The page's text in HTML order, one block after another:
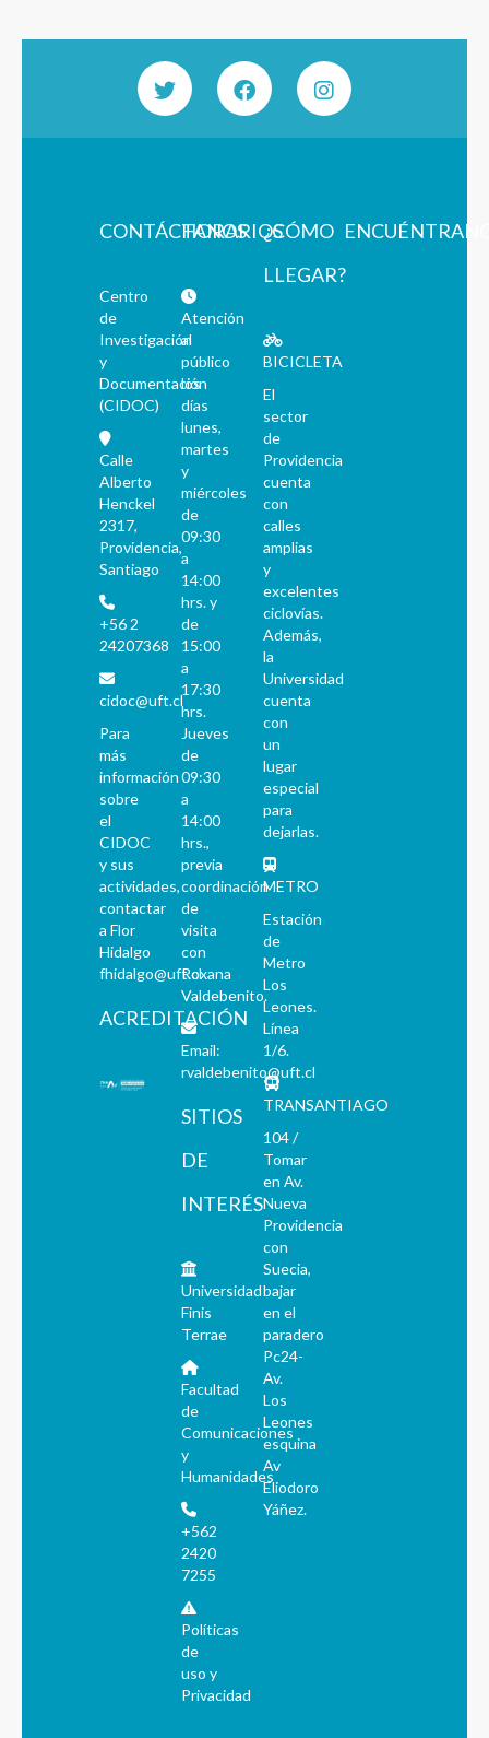
CONTÁCTANOS
Centro
de
Investigación
y
Documentación
(CIDOC)
Calle
Alberto
Henckel
2317,
Providencia,
Santiago
+56 2
24207368
cidoc@uft.cl
Para
más
información
sobre
el
CIDOC
y sus
actividades,
contactar
a Flor
Hidalgo
fhidalgo@uft.cl
ACREDITACIÓN
HORARIOS
Atención
al
público
los
días
lunes,
martes
y
miércoles
de
09:30
a
14:00
hrs. y
de
15:00
a
17:30
hrs.
Jueves
de
09:30
a
14:00
hrs.,
previa
coordinación
de
visita
con
Roxana
Valdebenito.
Email:
rvaldebenito@uft.cl
SITIOS
DE
INTERÉS
Universidad
Finis
Terrae
Facultad
de
Comunicaciones
y
Humanidades
+562
2420
7255
Políticas
de
uso y
Privacidad
¿CÓMO
LLEGAR?
BICICLETA
El
sector
de
Providencia
cuenta
con
calles
amplias
y
excelentes
ciclovías.
Además,
la
Universidad
cuenta
con
un
lugar
especial
para
dejarlas.
METRO
Estación
de
Metro
Los
Leones.
Línea
1/6.
TRANSANTIAGO
104 /
Tomar
en Av.
Nueva
Providencia
con
Suecia,
bajar
en el
paradero
Pc24-
Av.
Los
Leones
esquina
Av
Eliodoro
Yáñez.